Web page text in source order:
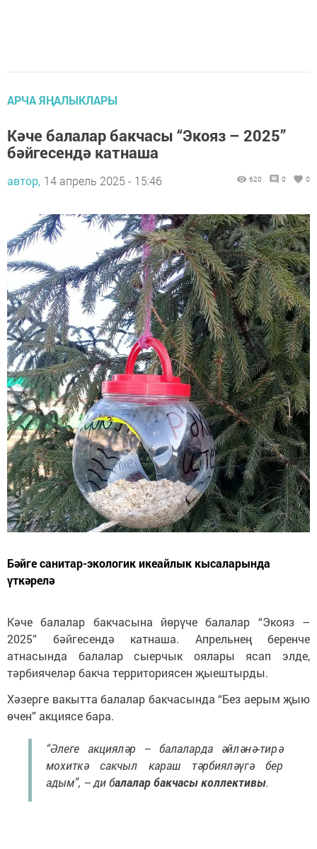
АРЧА ЯҢАЛЫКЛАРЫ
Кәче балалар бакчасы “Экояз – 2025”
бәйгесендә катнаша
автор, 14 апрель 2025 - 15:46 620 0 0
Бәйге санитар-экологик икеайлык кысаларында
үткәрелә
Кәче балалар бакчасына йөрүче балалар “Экояз –
2025” бәйгесендә катнаша. Апрельнең беренче
атнасында балалар сыерчык оялары ясап элде,
тәрбиячеләр бакча территориясен җыештырды.
Хәзерге вакытта балалар бакчасында “Без аерым җыю
өчен” акциясе бара.
“Әлеге акцияләр – балаларда әйләнә-тирә
мохиткә сакчыл караш тәрбияләүгә бер
адым”, – ди балалар бакчасы коллективы.